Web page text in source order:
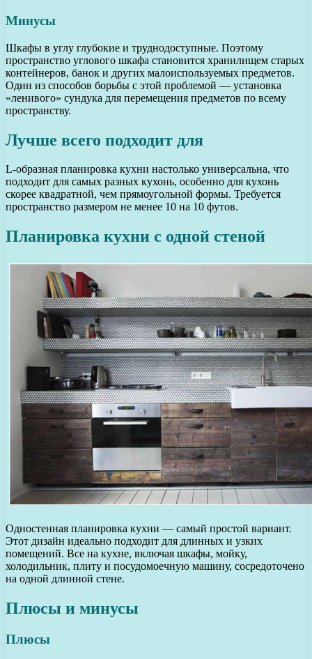
Минусы
Шкафы в углу глубокие и труднодоступные. Поэтому
пространство углового шкафа становится хранилищем старых
контейнеров, банок и других малоиспользуемых предметов.
Один из способов борьбы с этой проблемой — установка
«ленивого» сундука для перемещения предметов по всему
пространству.
Лучше всего подходит для
L-образная планировка кухни настолько универсальна, что
подходит для самых разных кухонь, особенно для кухонь
скорее квадратной, чем прямоугольной формы. Требуется
пространство размером не менее 10 на 10 футов.
Планировка кухни с одной стеной
Одностенная планировка кухни — самый простой вариант.
Этот дизайн идеально подходит для длинных и узких
помещений. Все на кухне, включая шкафы, мойку,
холодильник, плиту и посудомоечную машину, сосредоточено
на одной длинной стене.
Плюсы и минусы
Плюсы